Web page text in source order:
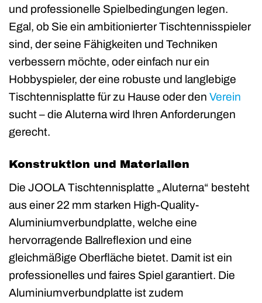
und professionelle Spielbedingungen legen.
Egal, ob Sie ein ambitionierter Tischtennisspieler
sind, der seine Fähigkeiten und Techniken
verbessern möchte, oder einfach nur ein
Hobbyspieler, der eine robuste und langlebige
Tischtennisplatte für zu Hause oder den Verein
sucht – die Aluterna wird Ihren Anforderungen
gerecht.
Konstruktion und Materialien
Die JOOLA Tischtennisplatte „Aluterna“ besteht
aus einer 22 mm starken High-Quality-
Aluminiumverbundplatte, welche eine
hervorragende Ballreflexion und eine
gleichmäßige Oberfläche bietet. Damit ist ein
professionelles und faires Spiel garantiert. Die
Aluminiumverbundplatte ist zudem